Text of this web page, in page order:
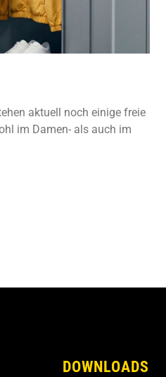
aktuell noch einige freie
im Damen- als auch im
DOWNLOADS